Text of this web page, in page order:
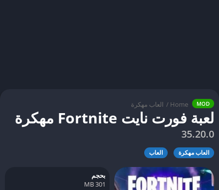
MOD
Home
/ العاب مهكرة
لعبة فورت نايت Fortnite مهكرة
35.20.0
العاب مهكرة العاب
بحجم
301 MB